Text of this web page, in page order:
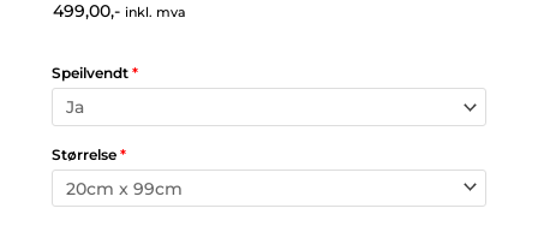
499,00,- inkl. mva
Speilvendt *
Størrelse *